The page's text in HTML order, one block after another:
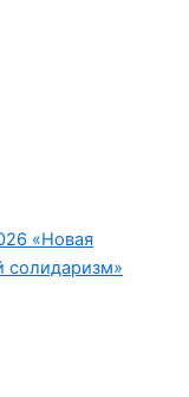
«Новая
солидаризм»